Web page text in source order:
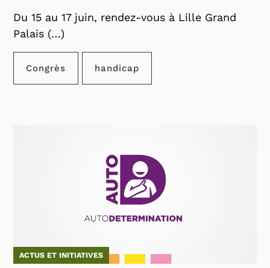
Du 15 au 17 juin, rendez-vous à Lille Grand
Palais (…)
Congrès handicap
ACTUS ET INITIATIVES